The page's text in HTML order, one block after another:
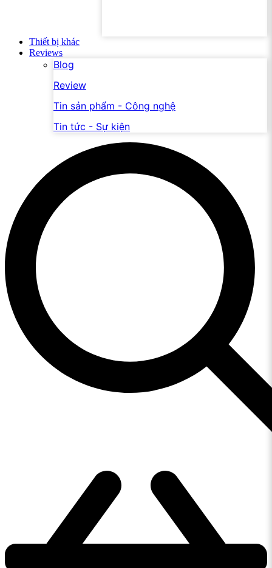
Thiết bị khác
Reviews
Blog
Review
Tin sản phẩm - Công nghệ
Tin tức - Sự kiện